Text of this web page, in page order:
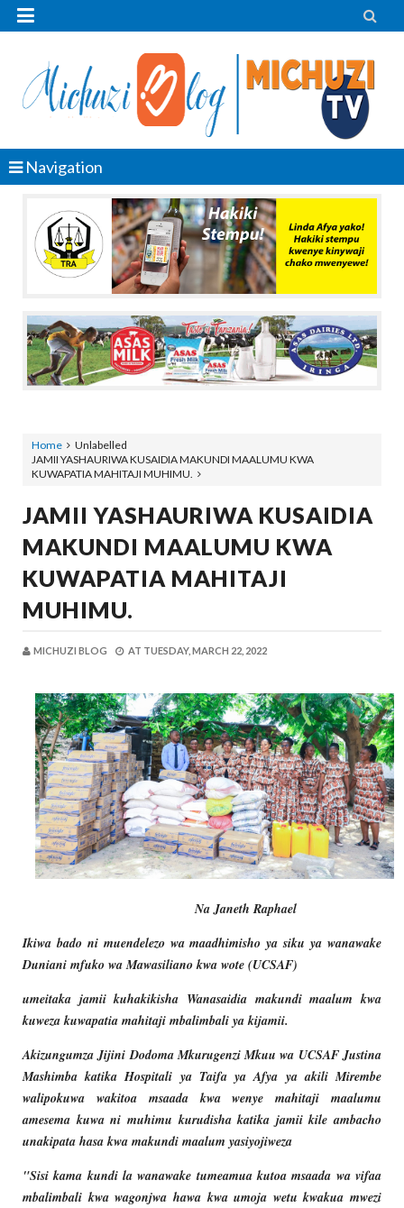
 
Navigation
Home
Unlabelled
JAMII YASHAURIWA KUSAIDIA MAKUNDI MAALUMU KWA
KUWAPATIA MAHITAJI MUHIMU.
JAMII YASHAURIWA KUSAIDIA
MAKUNDI MAALUMU KWA
KUWAPATIA MAHITAJI
MUHIMU.
MICHUZI BLOG AT TUESDAY, MARCH 22, 2022
Na Janeth Raphael
Ikiwa bado ni muendelezo wa maadhimisho ya siku ya wanawake
Duniani mfuko wa Mawasiliano kwa wote (UCSAF)
umeitaka jamii kuhakikisha Wanasaidia makundi maalum kwa
kuweza kuwapatia mahitaji mbalimbali ya kijamii.
Akizungumza Jijini Dodoma Mkurugenzi Mkuu wa UCSAF Justina
Mashimba katika Hospitali ya Taifa ya Afya ya akili Mirembe
walipokuwa wakitoa msaada kwa wenye mahitaji maalumu
amesema kuwa ni muhimu kurudisha katika jamii kile ambacho
unakipata hasa kwa makundi maalum yasiyojiweza
"Sisi kama kundi la wanawake tumeamua kutoa msaada wa vifaa
mbalimbali kwa wagonjwa hawa kwa umoja wetu kwakua mwezi